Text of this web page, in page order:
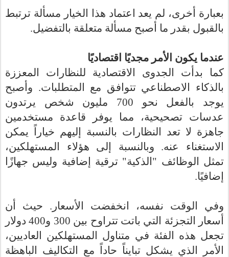
بعبارة أخرى، لم يعد اعتماد هذا الخيار مسألة ترتبط
بالقبول بقدر ما أصبح مسألة متعلقة بالتفضيل.
عندما يكون الأمر مجديًا اقتصاديًا
كما بدأت الجدوى الاقتصادية للنظارات المعززة
بالذكاء الاصطناعي تتوافق مع المتطلبات. وأصبح
يوجد بالفعل نحو 700 مليون شخص يرتدون
عدسات تصحيحية، مما يوفر قاعدة مستخدمين
جاهزة لا تعد النظارات بالنسبة إليهم خياراً يمكن
الاستغناء عنه. وبالنسبة إلى هؤلاء المستهلكين،
تمثل الوظائف "الذكية" ترقية إضافية وليس جهازًا
إضافيًا.
وفي الوقت نفسه، انخفضت الأسعار. حيث أن
أسعار التجزئة التي باتت تتراوح بين 300 و400 دولار
تجعل هذه الفئة في متناول المستهلكين العاديين،
الأمر الذي يشكل تبايناً حاداً مع التكاليف الباهظة